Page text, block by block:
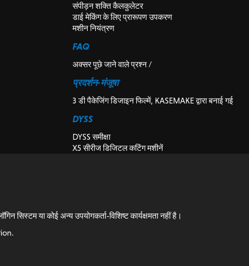
संपीड़न शक्ति कैलकुलेटर
डाई मेकिंग के लिए प्रारूपण उपकरण
मशीन नियंत्रण
FAQ
अक्सर पूछे जाने वाले प्रश्न /
प्रदर्शन-मंजूषा
3 डी पैकेजिंग डिजाइन फिल्में, KASEMAKE द्वारा बनाई गई
DYSS
DYSS समीक्षा
X5 सीरीज डिजिटल कटिंग मशीनें
ब्लॉग
या कोई अन्य उपयोगकर्ता-विशिष्ट कार्यक्षमता नहीं है।